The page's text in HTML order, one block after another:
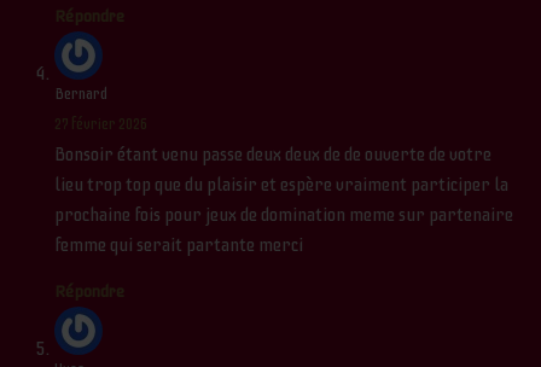
Répondre
Bernard
27 février 2026
Bonsoir étant venu passe deux deux de de ouverte de votre
lieu trop top que du plaisir et espère vraiment participer la
prochaine fois pour jeux de domination meme sur partenaire
femme qui serait partante merci
Répondre